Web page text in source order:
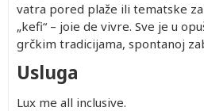
vatra pored plaže ili tematske
„kefi“ – joie de vivre. Sve je u
grčkim tradicijama, spontanoj
Usluga
Lux me all inclusive.